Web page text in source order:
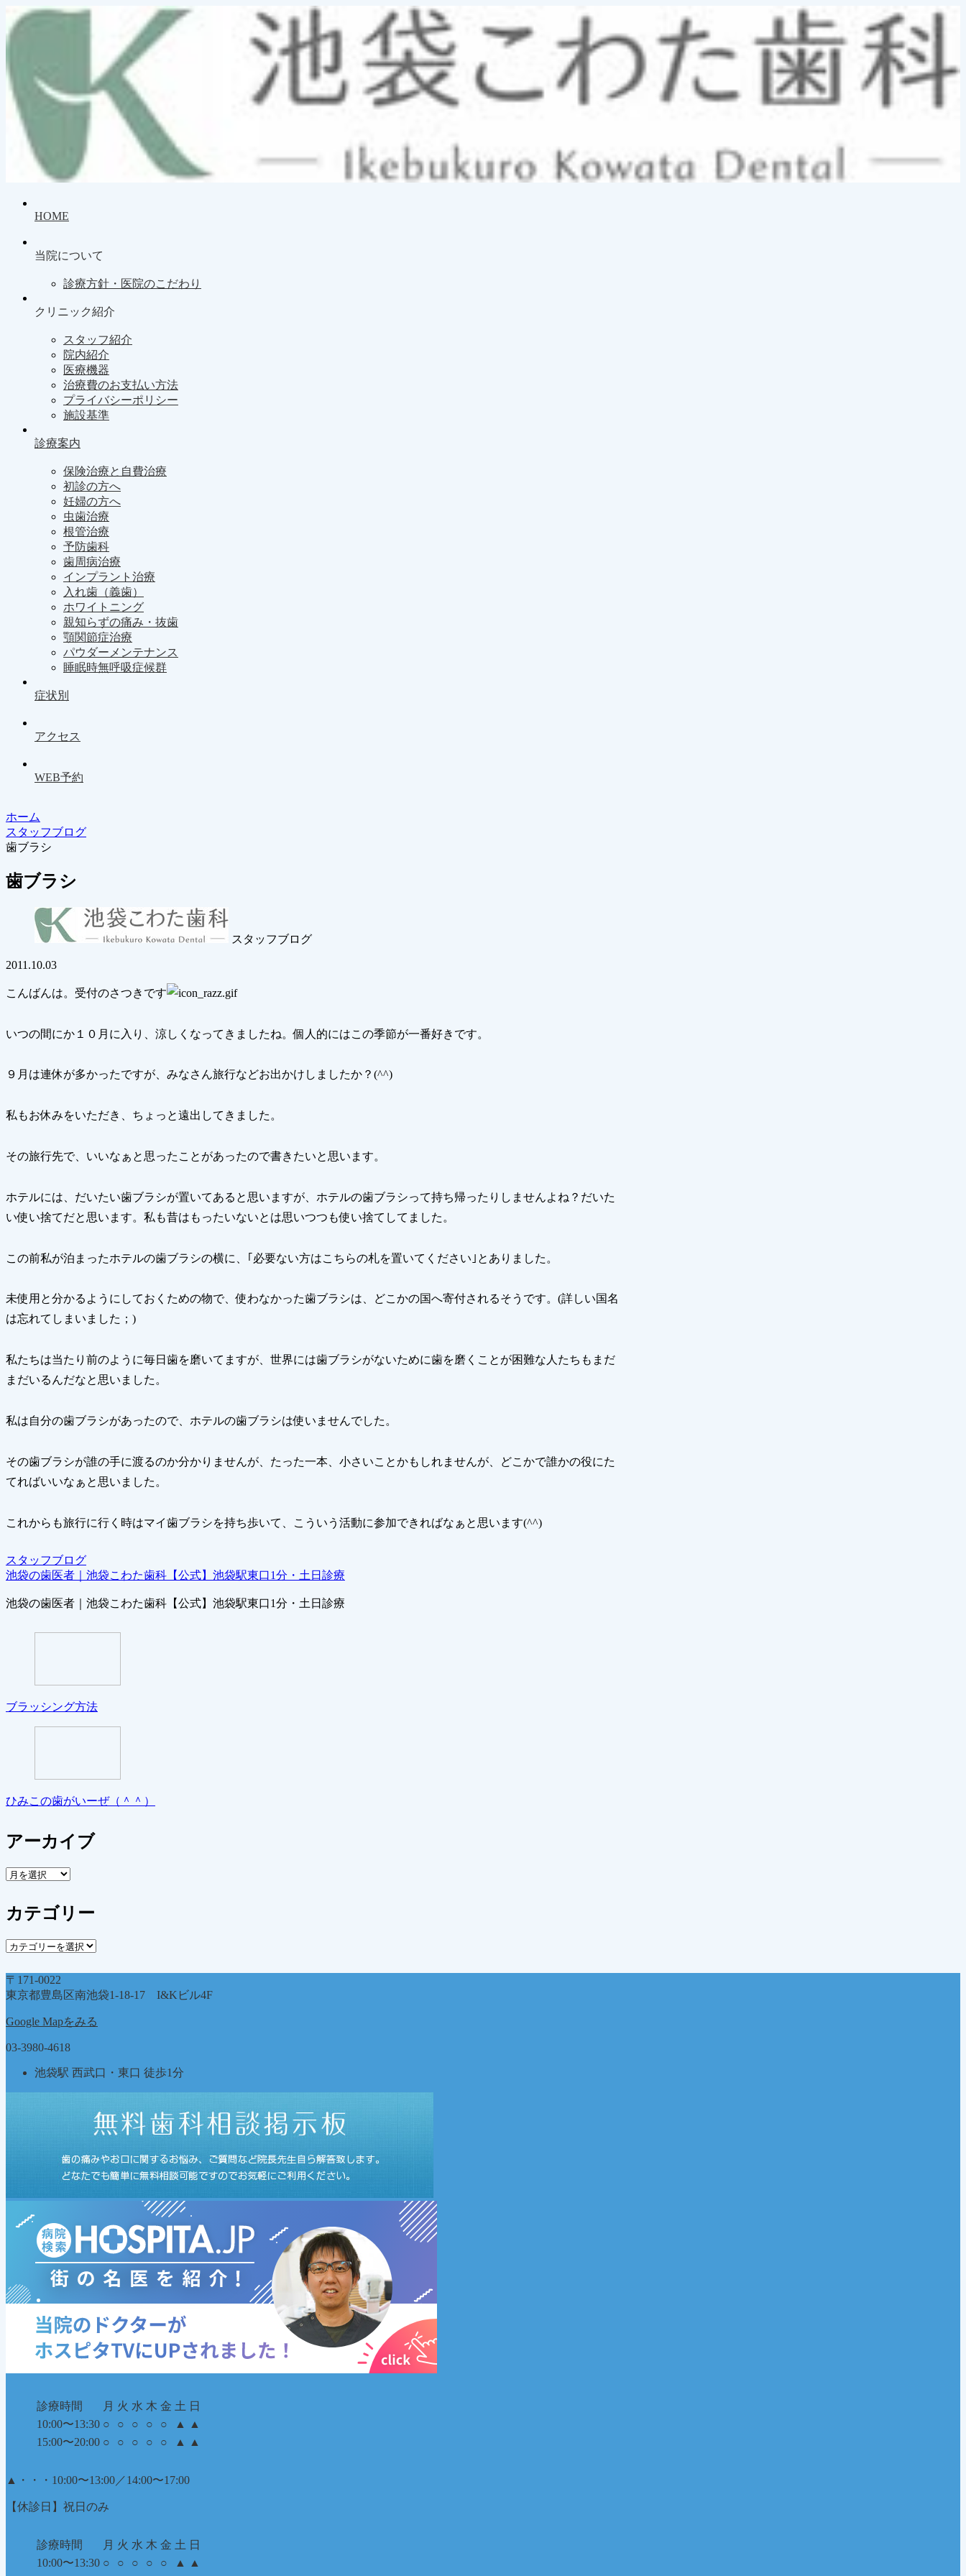
HOME
当院について
診療方針・医院のこだわり
クリニック紹介
スタッフ紹介
院内紹介
医療機器
治療費のお支払い方法
プライバシーポリシー
施設基準
診療案内
保険治療と自費治療
初診の方へ
妊婦の方へ
虫歯治療
根管治療
予防歯科
歯周病治療
インプラント治療
入れ歯（義歯）
ホワイトニング
親知らずの痛み・抜歯
顎関節症治療
パウダーメンテナンス
睡眠時無呼吸症候群
症状別
アクセス
WEB予約
ホーム
スタッフブログ
歯ブラシ
歯ブラシ
スタッフブログ
2011.10.03
こんばんは。受付のさつきです
いつの間にか１０月に入り、涼しくなってきましたね。個人的にはこの季節が一番好きです。
９月は連休が多かったですが、みなさん旅行などお出かけしましたか？(^^)
私もお休みをいただき、ちょっと遠出してきました。
その旅行先で、いいなぁと思ったことがあったので書きたいと思います。
ホテルには、だいたい歯ブラシが置いてあると思いますが、ホテルの歯ブラシって持ち帰ったりしませんよね？だいた
い使い捨てだと思います。私も昔はもったいないとは思いつつも使い捨てしてました。
この前私が泊まったホテルの歯ブラシの横に、｢必要ない方はこちらの札を置いてください｣とありました。
未使用と分かるようにしておくための物で、使わなかった歯ブラシは、どこかの国へ寄付されるそうです。(詳しい国名
は忘れてしまいました；)
私たちは当たり前のように毎日歯を磨いてますが、世界には歯ブラシがないために歯を磨くことが困難な人たちもまだ
まだいるんだなと思いました。
私は自分の歯ブラシがあったので、ホテルの歯ブラシは使いませんでした。
その歯ブラシが誰の手に渡るのか分かりませんが、たった一本、小さいことかもしれませんが、どこかで誰かの役にた
てればいいなぁと思いました。
これからも旅行に行く時はマイ歯ブラシを持ち歩いて、こういう活動に参加できればなぁと思います(^^)
スタッフブログ
池袋の歯医者｜池袋こわた歯科【公式】池袋駅東口1分・土日診療
池袋の歯医者｜池袋こわた歯科【公式】池袋駅東口1分・土日診療
ブラッシング方法
ひみこの歯がいーぜ（＾＾）
アーカイブ
ア
カ
イ
カテゴリー
カ
ゴ
リ
〒171-0022
東京都豊島区南池袋1-18-17 I&Kビル4F
Google Mapをみる
03-3980-4618
池袋駅 西武口・東口 徒歩1分
診療時間 月 火 水 木 金 土 日
10:00〜13:30 ○ ○ ○ ○ ○ ▲
▲
15:00〜20:00 ○ ○ ○ ○ ○ ▲ ▲
▲ ・・・10:00〜13:00／14:00〜17:00
【休診日】祝日のみ
診療時間 月 火 水 木 金 土 日
10:00〜13:30 ○ ○ ○ ○ ○ ▲
▲